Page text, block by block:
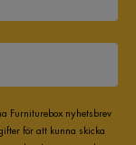
Furniturebox nyhetsbrev
för att kunna skicka